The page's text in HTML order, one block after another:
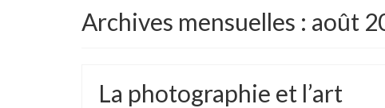
Archives mensuelles : août
La photographie et l’art